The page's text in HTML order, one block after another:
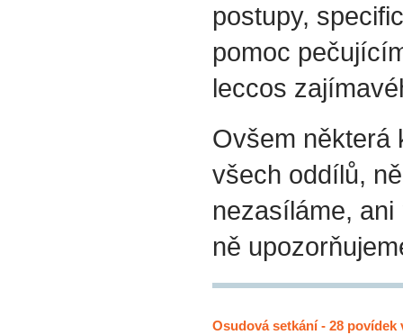
postupy,
pomoc
leccos
Ovšem některá
všech oddílů,
nezasíláme,
ně
Osudová setkání - 28